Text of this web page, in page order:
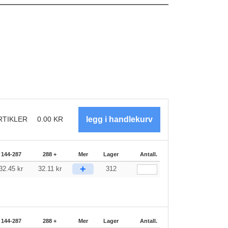
0.00 KR
144-287 288 + Mer Lager Antall.
kr 32.11 kr + 312
144-287 288 + Mer Lager Antall.